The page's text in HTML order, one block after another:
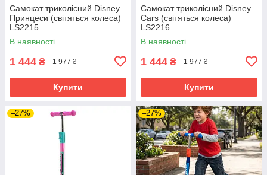
Самокат триколісний Disney
Принцеси (світяться колеса)
LS2215
В наявності
1 444 ₴ 1 977 ₴
Купити
Самокат триколісний Disney
Cars (світяться колеса)
LS2216
В наявності
1 444 ₴ 1 977 ₴
Купити
–27% –27%